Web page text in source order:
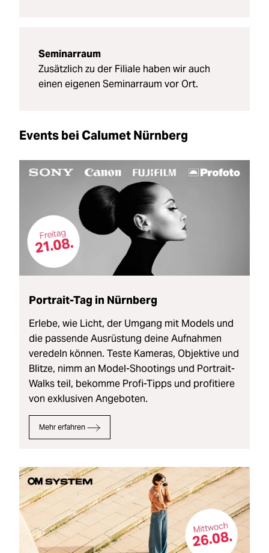
Seminarraum
Zusätzlich zu der Filiale haben wir auch
einen eigenen Seminarraum vor Ort.
Events bei Calumet Nürnberg
Portrait-Tag in Nürnberg
Erlebe, wie Licht, der Umgang mit Models und
die passende Ausrüstung deine Aufnahmen
veredeln können. Teste Kameras, Objektive und
Blitze, nimm an Model-Shootings und Portrait-
Walks teil, bekomme Profi-Tipps und profitiere
von exklusiven Angeboten.
Mehr erfahren